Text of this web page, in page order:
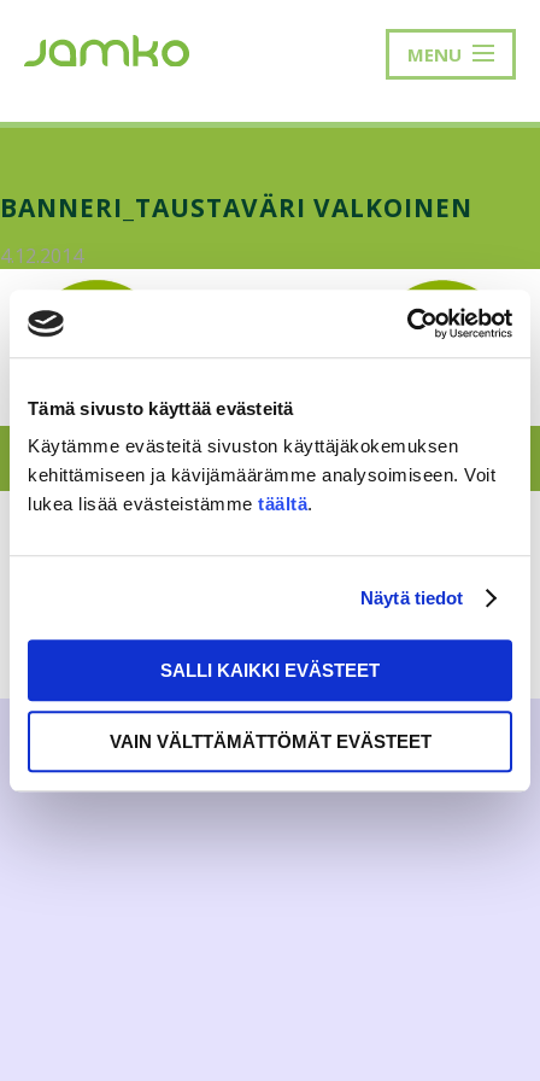
Tämä sivusto käyttää evästeitä
Käytämme evästeitä sivuston käyttäjäkokemuksen
kehittämiseen ja kävijämäärämme analysoimiseen. Voit
lukea lisää evästeistämme täältä.
Näytä tiedot
SALLI KAIKKI EVÄSTEET
VAIN VÄLTTÄMÄTTÖMÄT EVÄSTEET
MENU
BANNERI_TAUSTAVÄRI VALKOINEN
4.12.2014